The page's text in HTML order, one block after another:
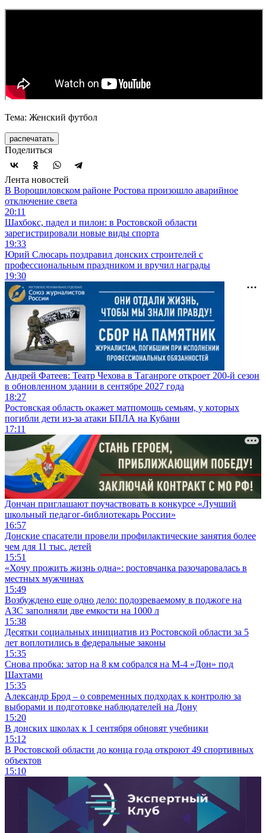
Тема: Женский футбол
распечатать
Поделиться
Лента новостей
В Ворошиловском районе Ростова произошло аварийное
отключение света
20:11
Шахбокс, падел и пилон: в Ростовской области
зарегистрировали новые виды спорта
19:33
Юрий Слюсарь поздравил донских строителей с
профессиональным праздником и вручил награды
19:30
Андрей Фатеев: Театр Чехова в Таганроге откроет 200-й сезон
в обновленном здании в сентябре 2027 года
18:27
Ростовская область окажет матпомощь семьям, у которых
погибли дети из-за атаки БПЛА на Кубани
17:11
Дончан приглашают поучаствовать в конкурсе «Лучший
школьный педагог-библиотекарь России»
16:57
Донские спасатели провели профилактические занятия более
чем для 11 тыс. детей
15:51
«Хочу прожить жизнь одна»: ростовчанка разочаровалась в
местных мужчинах
15:49
Возбуждено еще одно дело: подозреваемому в поджоге на
АЗС заполняли две емкости на 1000 л
15:38
Десятки социальных инициатив из Ростовской области за 5
лет воплотились в федеральные законы
15:35
Снова пробка: затор на 8 км собрался на М-4 «Дон» под
Шахтами
15:35
Александр Брод – о современных подходах к контролю за
выборами и подготовке наблюдателей на Дону
15:20
В донских школах к 1 сентября обновят учебники
15:12
В Ростовской области до конца года откроют 49 спортивных
объектов
15:10